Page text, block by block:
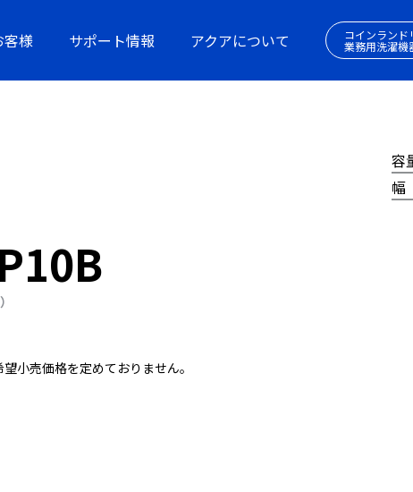
客様 サポート情報 アクアについて コインランド
業務用洗濯機
小売価格を定めておりません。
容
幅